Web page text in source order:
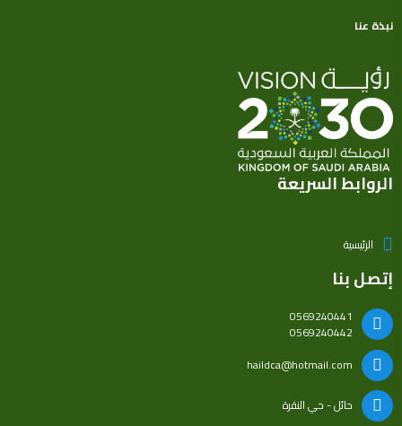
نبذة عنا
الروابط السريعة
الرئيسية
إتصل بنا
0569240441
0569240442
haildca@hotmail.com
حائل - حي النقرة